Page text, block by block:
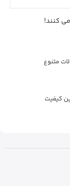
کنند!
متنوع
کیفیت